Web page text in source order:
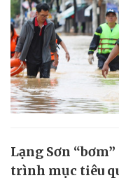
Lạng Sơn
trình mục tiêu